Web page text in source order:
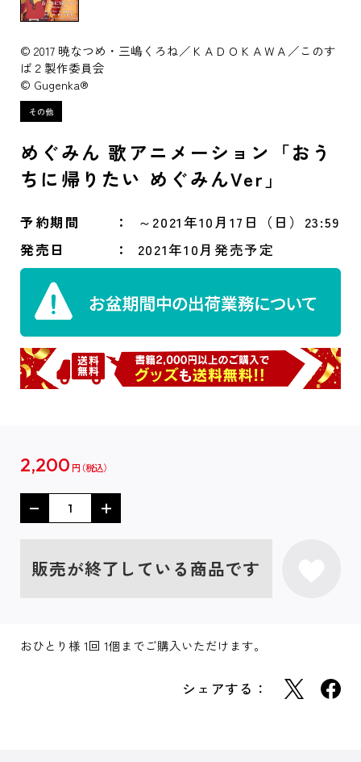
© 2017 暁なつめ・三嶋くろね／ＫＡＤＯＫＡＷＡ／このす
ば２製作委員会
© Gugenka®
めぐみん 歌アニメーション「おう
ちに帰りたい めぐみんVer」
予約期間
～2021年10月17日（日）23:59
発売日
2021年10月発売予定
2,200 円
販売が終了している商品です
おひとり様 1回 1個までご購入いただけます。
シェアする：